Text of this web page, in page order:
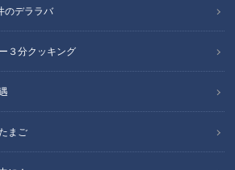
のデララバ
３分クッキング
まご
する！愛されフード
る愛されフードを調査！今回は名古屋・
ろの「舞茸天ざる」と名古屋・東区にあ